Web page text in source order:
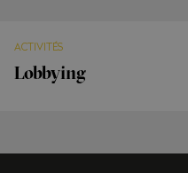
ACTIVITÉS
Lobbying